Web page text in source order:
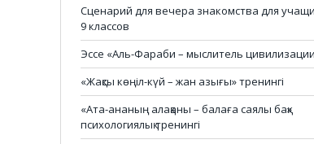
Сценарий для вечера знакомства для
9 классов
Эссе «Аль-Фараби – мыслитель
«Жақсы көңіл-күй – жан азығы» тренингі
«Ата-ананың алақаны – балаға саялы бақ»
психологиялық тренингі